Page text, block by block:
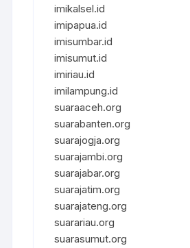
imikalsel.id
imipapua.id
imisumbar.id
imisumut.id
imiriau.id
imilampung.id
suaraaceh.org
suarabanten.org
suarajogja.org
suarajambi.org
suarajabar.org
suarajatim.org
suarajateng.org
suarariau.org
suarasumut.org